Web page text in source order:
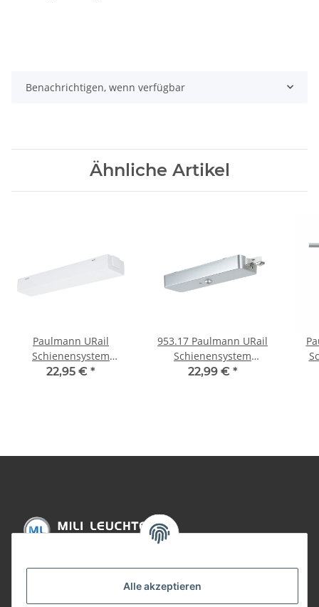
Alle akzeptieren
Benachrichtigen, wenn verfügbar
Ähnliche Artikel
Paulmann URail
Schienensystem
Light&Easy Spot Ring
22,95 € *
953.17 Paulmann URail
Schienensystem
Präsenzmelder max.
22,99 € *